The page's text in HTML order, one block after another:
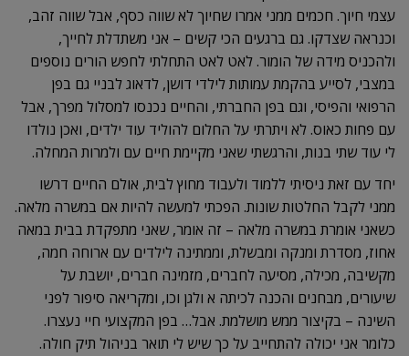
עצמי חיוך. חכמים ממני אמרו שחיוך לא שווה כסף, אבל שווה זהב,
וכנראה שצדקו. גם ברגעים הכי קשים – אני משתדלת לחייך,
ולהכניס מידה של הומור. לאט לאט התחלתי לחפש הורים נוספים
במצבי, לסייע בהקמת עמותות לילדי דושן, לדאוג לבניי גם בפן
הרפואי והפיסי, וגם בפן החברתי, והחיים נכנסו למסלול מפרך, אבל
עם פחות כאוס. לא ויתרתי על החלום להוליד עוד ילדים, ואכן נולדו
לי עוד שתי בנות, והרגשתי שאני מקיימת חיים עם ולמרות המחלה.
יחד עם זאת ניסיתי ללמוד ולעבוד מחוץ לבית, אולם החיים דרשו
ממני לקבל החלטות שונות. הפכתי למעשה להיות אם במשרה מלאה.
כשאני אומרת במשרה מלאה – זה אומר, שאני מתפקדת בבית במאה
אחוז, מסדרת ומנקה ומבשלת, וממתינה לילדים עם ארוחה חמה,
מקשיבה, מכילה, מסיעה לחברים, מזמינה חברים, יושבת על
שיעורים, מבחנים והכנה לכיתה א ולגן וכו, ומקריאה סיפור לפני
השינה – בקיצור ממש מושלמת. אבל… בפן המקצועי חיי נעצרו.
כלומר אני יכולה להתחייב על כך שיש לי תואר בניהול תיק חולה.